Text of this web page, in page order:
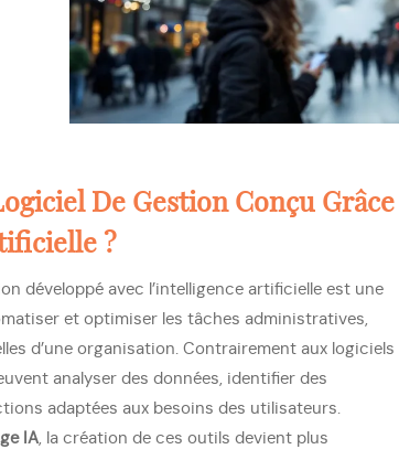
De Gestion Conçu Grâce
?
développé avec l’intelligence artificielle est une
et optimiser les tâches administratives,
d’une organisation. Contrairement aux logiciels
analyser des données, identifier des
adaptées aux besoins des utilisateurs.
IA, la création de ces outils devient plus